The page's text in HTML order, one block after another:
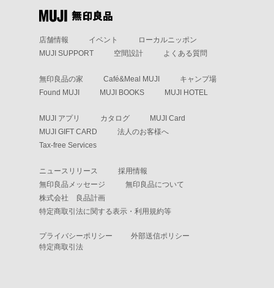
店舗情報 イベント
ローカルニッポン
MUJI SUPPORT
空間設計 よくある質問
無印良品の家 Café&Meal MUJI
キャンプ場
Found MUJI
MUJI BOOKS MUJI HOTEL
MUJI アプリ カタログ
MUJI Card
MUJI GIFT CARD
法人のお客様へ
Tax-free Services
ニュースリリース
採用情報
無印良品メッセージ
無印良品について
株式会社 良品計画
特定商取引法に関する表示・利用規約等
プライバシーポリシー
外部送信ポリシー
特定商取引法